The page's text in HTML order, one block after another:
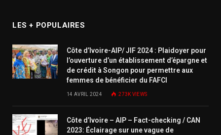
LES + POPULAIRES
Côte d’Ivoire-AIP/ JIF 2024 : Plaidoyer pour
l’ouverture d’un établissement d’épargne et
de crédit à Songon pour permettre aux
femmes de bénéficier du FAFCI
14 AVRIL 2024 273K VIEWS
Côte d’Ivoire – AIP – Fact-checking / CAN
2023: Éclairage sur une vague de